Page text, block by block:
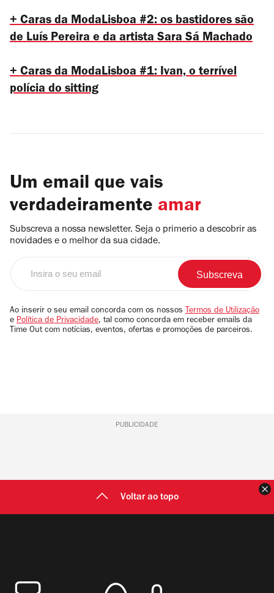
+ Caras da ModaLisboa #2: os bastidores são
de Luís Pereira e da artista Sara Sá Machado
+ Caras da ModaLisboa #1: Ivan, o terrível
polícia do sitting
Um email que vais
verdadeiramente amar
Subscreva a nossa newsletter. Seja o primerio a descobrir as
novidades e o melhor da sua cidade.
email
Ao inserir o seu email concorda com os nossos Termos de Utilização
e Política de Privacidade, tal como concorda em receber emails da
Time Out com notícias, eventos, ofertas e promoções de parceiros.
PUBLICIDADE
Voltar ao topo